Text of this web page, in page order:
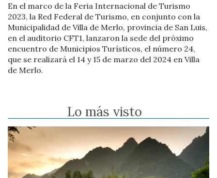
En el marco de la Feria Internacional de Turismo
2023, la Red Federal de Turismo, en conjunto con la
Municipalidad de Villa de Merlo, provincia de San Luis,
en el auditorio CFT1, lanzaron la sede del próximo
encuentro de Municipios Turísticos, el número 24,
que se realizará el 14 y 15 de marzo del 2024 en Villa
de Merlo.
Lo más visto